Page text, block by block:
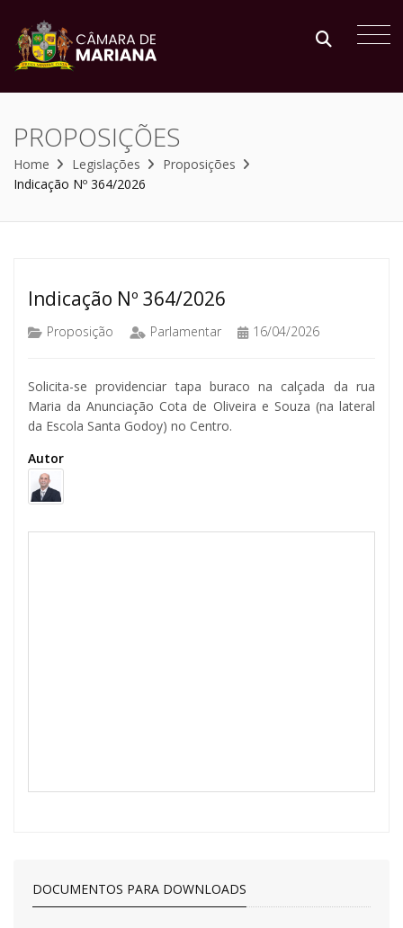
PROPOSIÇÕES
Home Legislações
Proposições
Indicação Nº 364/2026
Indicação Nº 364/2026
Proposição Parlamentar 16/04/2026
Solicita-se providenciar tapa buraco na calçada da rua
Maria da Anunciação Cota de Oliveira e Souza (na lateral
da Escola Santa Godoy) no Centro.
Autor
DOCUMENTOS PARA DOWNLOADS